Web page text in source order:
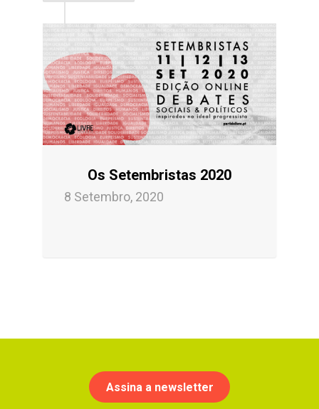
Os Setembristas 2020
8 Setembro, 2020
Assina a newsletter